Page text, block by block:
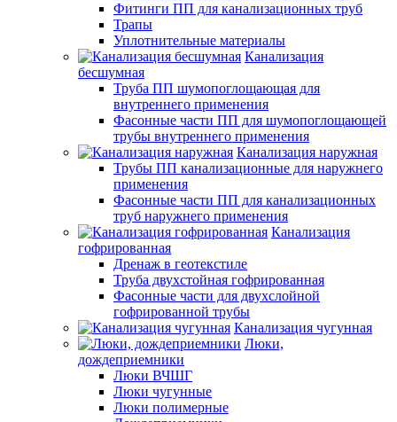
Фитинги ПП для канализационных труб
Трапы
Уплотнительные материалы
Канализация
бесшумная
Труба ПП шумопоглощающая для
внутреннего применения
Фасонные части ПП для шумопоглощающей
трубы внутреннего применения
Канализация наружная
Трубы ПП канализационные для наружнего
применения
Фасонные части ПП для канализационных
труб наружнего применения
Канализация
гофрированная
Дренаж в геотекстиле
Труба двухстойная гофрированная
Фасонные части для двухслойной
гофрированной трубы
Канализация чугунная
Люки,
дождеприемники
Люки ВЧШГ
Люки чугунные
Люки полимерные